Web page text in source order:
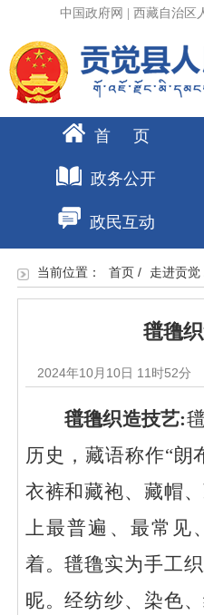
中国政府网 西藏自治区
首 页
政务公开
政民互动
当前位置： 首页/ 走进贡觉
氆氇
2024年10月10日 11时52分
氆氇织造技艺:
历史，藏语称作“朗
衣裤和藏袍、藏帽
上最普遍、最常见
着。氆氇实为手工
昵。经纺纱、染色